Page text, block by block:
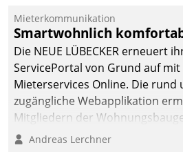
Mieterkommunikation
Smartwohnlich
Die NEUE LÜBECKER erneuert
ServicePortal von Grund auf
Mieterservices Online. Die rund
zugängliche Webapplikation
Mitgliedern der
Kontaktaufnahme per
Andreas Lerchner